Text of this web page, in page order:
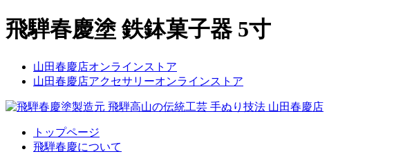
飛騨春慶塗 鉄鉢菓子器 5寸
山田春慶店オンラインストア
山田春慶店アクセサリーオンラインストア
トップページ
飛騨春慶について